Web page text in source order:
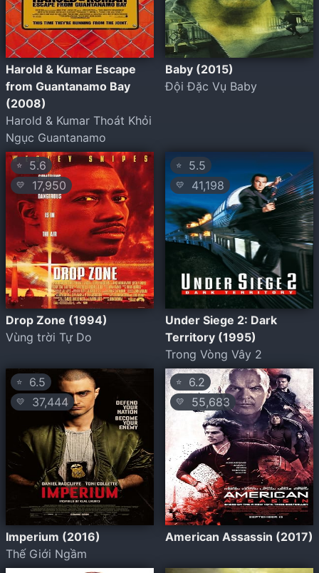
Harold & Kumar Escape
from Guantanamo Bay
(2008)
Harold & Kumar Thoát Khỏi
Ngục Guantanamo
Baby (2015)
Đội Đặc Vụ Baby
⭐ 5.6
💛 17,950
Drop Zone (1994)
Vùng trời Tự Do
⭐ 5.5
💛 41,198
Under Siege 2: Dark
Territory (1995)
Trong Vòng Vây 2
⭐ 6.5
💛 37,444
Imperium (2016)
Thế Giới Ngầm
⭐ 6.2
💛 55,683
American Assassin (2017)